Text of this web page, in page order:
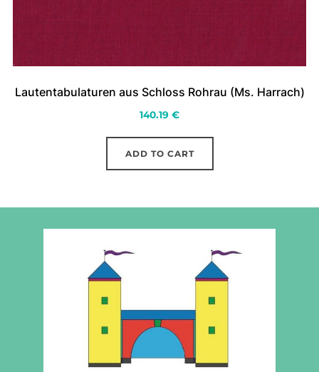
Lautentabulaturen aus Schloss Rohrau (Ms. Harrach)
140.19 €
ADD TO CART